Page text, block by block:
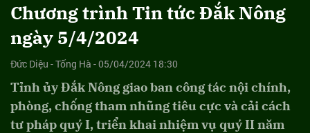
Chương trình Tin tức Đắk Nông
ngày 5/4/2024
Đức Diệu - Tống Hà - 05/04/2024 18:30
Tỉnh ủy Đắk Nông giao ban công tác nội chính,
phòng, chống tham nhũng tiêu cực và cải cách
tư pháp quý I, triển khai nhiệm vụ quý II năm